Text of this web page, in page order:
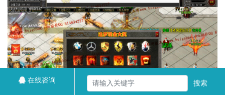
在线咨询 搜索